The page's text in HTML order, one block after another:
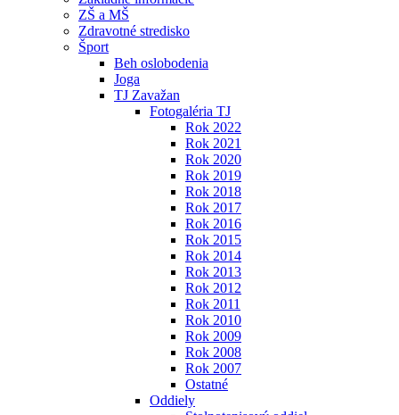
ZŠ a MŠ
Zdravotné stredisko
Šport
Beh oslobodenia
Joga
TJ Zavažan
Fotogaléria TJ
Rok 2022
Rok 2021
Rok 2020
Rok 2019
Rok 2018
Rok 2017
Rok 2016
Rok 2015
Rok 2014
Rok 2013
Rok 2012
Rok 2011
Rok 2010
Rok 2009
Rok 2008
Rok 2007
Ostatné
Oddiely